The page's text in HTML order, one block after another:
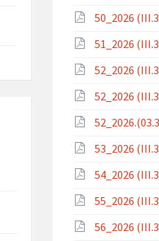
50_2026
51_2026
52_2026
52_2026
53_2026
54_2026
55_2026
56_2026